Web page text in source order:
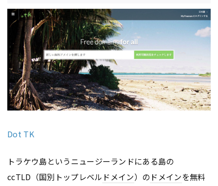
Dot TK
トラケウ島というニュージーランドにある島の
ccTLD（国別トップレベル ドメイン）の ドメインを無料